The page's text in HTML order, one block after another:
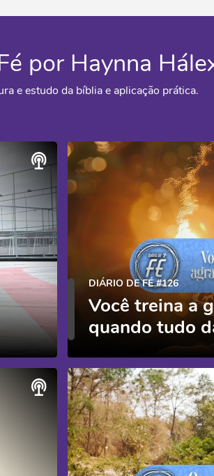
por Haynna
e estudo da bíblia e aplicação prática.
DIÁRIO DE FÉ #126
Você treina a
quando tudo